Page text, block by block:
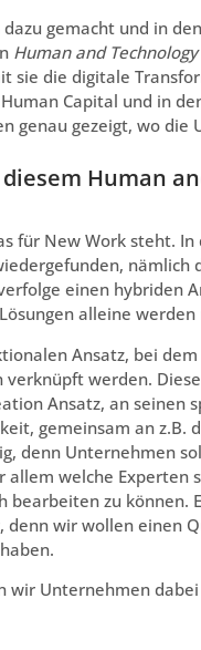
gemacht und in
Human and
sie die digitale
Capital und in
genau gezeigt, wo
Human
für New Work steht.
nämlich
einen hybriden
alleine werden
Ansatz, bei
werden.
Ansatz, an seinen
gemeinsam an z.B.
denn Unternehmen
welche Experten
zu können.
wir wollen einen
wir Unternehmen